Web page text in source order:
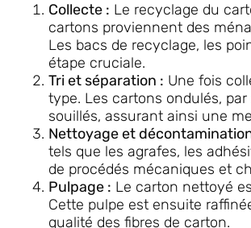
Collecte : Le recyclage du
cartons proviennent des
Les bacs de recyclage, les
étape cruciale.
Tri et séparation : Une fois
type. Les cartons ondulés,
souillés, assurant ainsi une
Nettoyage et
tels que les agrafes, les
de procédés mécaniques et
Pulpage : Le carton nettoyé
Cette pulpe est ensuite
qualité des fibres de carton.